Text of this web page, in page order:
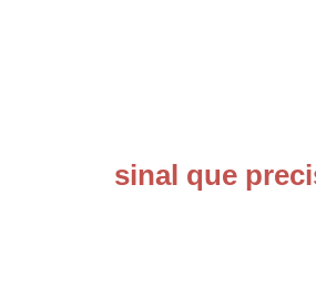
sinal que